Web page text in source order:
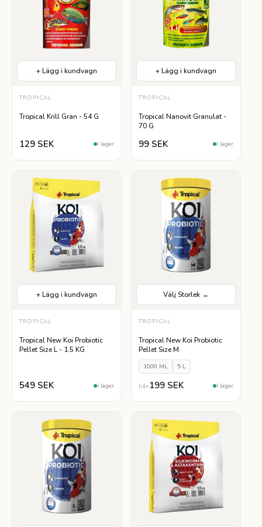
Proteinrikt
+ Lägg i kundvagn
TROPICAL
Tropical Krill Gran - 54 G
129 SEK I lager
Lättsmält
+ Lägg i kundvagn
TROPICAL
Tropical Nanovit Granulat -
70 G
99 SEK I lager
+ Lägg i kundvagn
TROPICAL
Tropical New Koi Probiotic
Pellet Size L - 1.5 KG
549 SEK I lager
Välj Storlek →
VÄLJ STORLEK
1000 ML 5 L
TROPICAL
Tropical New Koi Probiotic
Pellet Size M
1000 ML 5 L
från 199 SEK I lager